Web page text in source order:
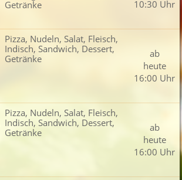
Auflauf
Mexikanisch
um : Uhr
Getränke
10:30 Uhr
Pizza, Nudeln, Salat, Fleisch,
Indisch, Sandwich, Dessert,
Getränke
ab
heute
16:00 Uhr
Pizza, Nudeln, Salat, Fleisch,
Indisch, Sandwich, Dessert,
Getränke
ab
heute
16:00 Uhr